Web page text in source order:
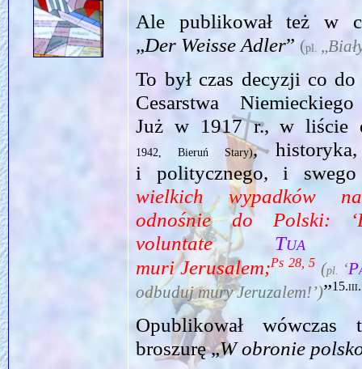
Ale publikował też w
„Der Weisse Adler” (pl. „
To był czas decyzji co
Cesarstwa
Już w 1917 r., w liście
1942, Bieruń Stary), historyka,
i politycznego, i swego
wielkich wypadków
odnośnie do Polski:
voluntateTua
muri Jerusalem;Ps 28, 5 (pl. ‘
odbuduj mury Jeruzalem!’)”
Opublikował
broszurę „W obronie